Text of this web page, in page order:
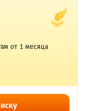
от 1 месяца